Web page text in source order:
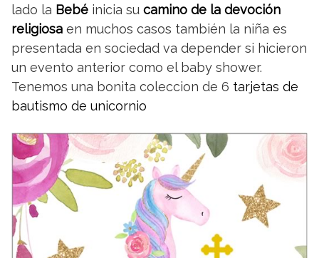
lado la Bebé inicia su camino de la devoción
religiosa en muchos casos también la niña es
presentada en sociedad va depender si hicieron
un evento anterior como el baby shower.
Tenemos una bonita coleccion de 6 tarjetas de
bautismo de unicornio